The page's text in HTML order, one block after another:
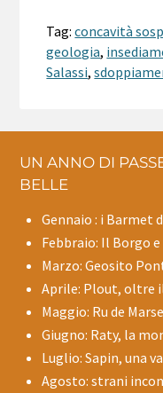
Tag:concavità
geologia,
Salassi,
UN ANNO DI
BELLE
Gennaio : i Barmet
Febbraio: Il Borgo
Marzo: Geosito
Aprile: Plout, oltre
Maggio: Ru de
Giugno: Raty, la
Luglio: Sapin, una
Agosto: strani